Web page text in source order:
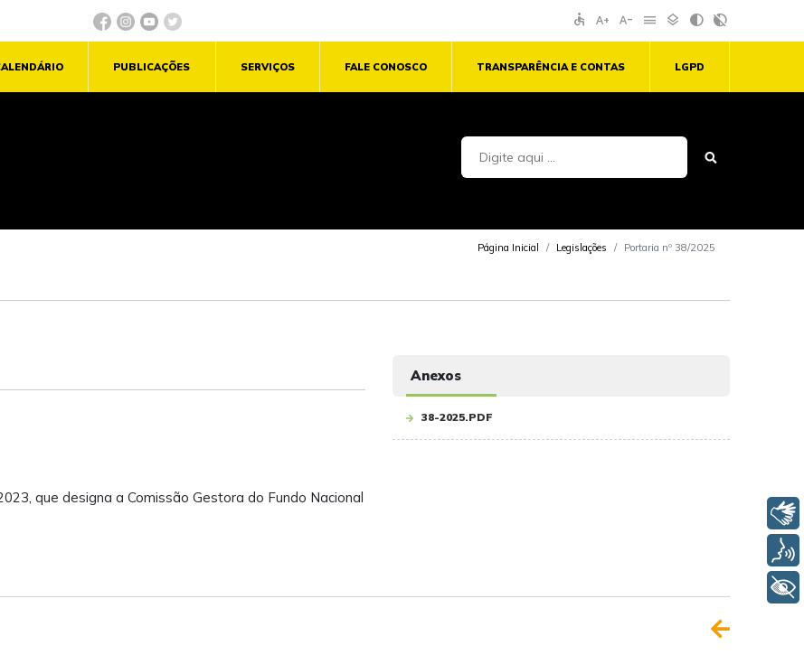
accessible text_increase text_decrease menu layers contrast contrast_rtl_off
PUBLICAÇÕES SERVIÇOS FALE CONOSCO TRANSPARÊNCIA E CONTAS LGPD
Página Inicial Legislações Portaria nº 38/2025
que designa a Comissão Gestora do Fundo Nacional
Anexos
38-2025.PDF